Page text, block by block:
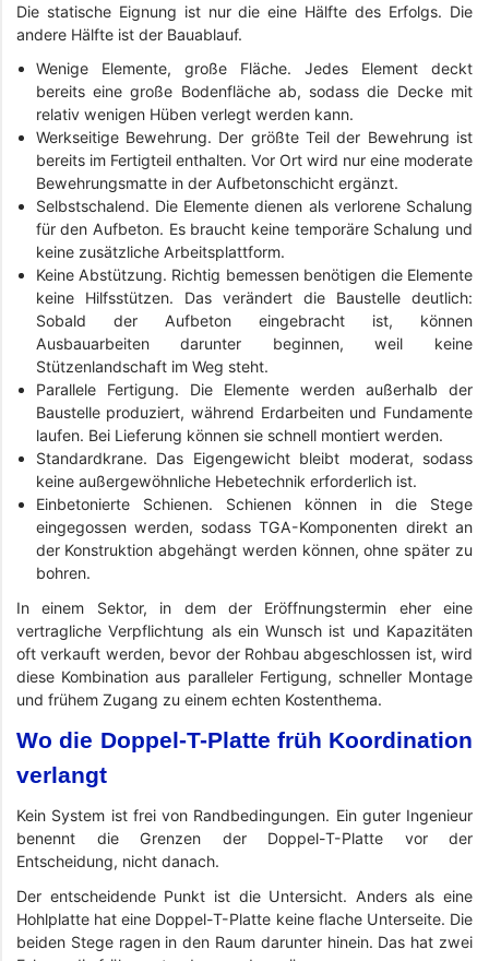
Die statische Eignung ist nur die eine Hälfte des Erfolgs. Die
andere Hälfte ist der Bauablauf.
Wenige Elemente, große Fläche. Jedes Element deckt
bereits eine große Bodenfläche ab, sodass die Decke mit
relativ wenigen Hüben verlegt werden kann.
Werkseitige Bewehrung. Der größte Teil der Bewehrung ist
bereits im Fertigteil enthalten. Vor Ort wird nur eine moderate
Bewehrungsmatte in der Aufbetonschicht ergänzt.
Selbstschalend. Die Elemente dienen als verlorene Schalung
für den Aufbeton. Es braucht keine temporäre Schalung und
keine zusätzliche Arbeitsplattform.
Keine Abstützung. Richtig bemessen benötigen die Elemente
keine Hilfsstützen. Das verändert die Baustelle deutlich:
Sobald der Aufbeton eingebracht ist, können
Ausbauarbeiten darunter beginnen, weil keine
Stützenlandschaft im Weg steht.
Parallele Fertigung. Die Elemente werden außerhalb der
Baustelle produziert, während Erdarbeiten und Fundamente
laufen. Bei Lieferung können sie schnell montiert werden.
Standardkrane. Das Eigengewicht bleibt moderat, sodass
keine außergewöhnliche Hebetechnik erforderlich ist.
Einbetonierte Schienen. Schienen können in die Stege
eingegossen werden, sodass TGA-Komponenten direkt an
der Konstruktion abgehängt werden können, ohne später zu
bohren.
In einem Sektor, in dem der Eröffnungstermin eher eine
vertragliche Verpflichtung als ein Wunsch ist und Kapazitäten
oft verkauft werden, bevor der Rohbau abgeschlossen ist, wird
diese Kombination aus paralleler Fertigung, schneller Montage
und frühem Zugang zu einem echten Kostenthema.
Wo die Doppel-T-Platte früh Koordination
verlangt
Kein System ist frei von Randbedingungen. Ein guter Ingenieur
benennt die Grenzen der Doppel-T-Platte vor der
Entscheidung, nicht danach.
Der entscheidende Punkt ist die Untersicht. Anders als eine
Hohlplatte hat eine Doppel-T-Platte keine flache Unterseite. Die
beiden Stege ragen in den Raum darunter hinein. Das hat zwei